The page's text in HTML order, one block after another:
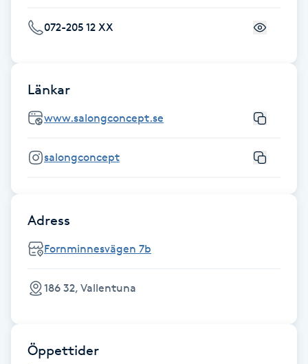
Katun fransar
Kemisk peeling
Kiropraktik
Klangmassage
Klippning
072-205 12 XX
Länkar
www.salongconcept.se
salongconcept
Adress
Fornminnesvägen 7b
186 32, Vallentuna
Öppettider